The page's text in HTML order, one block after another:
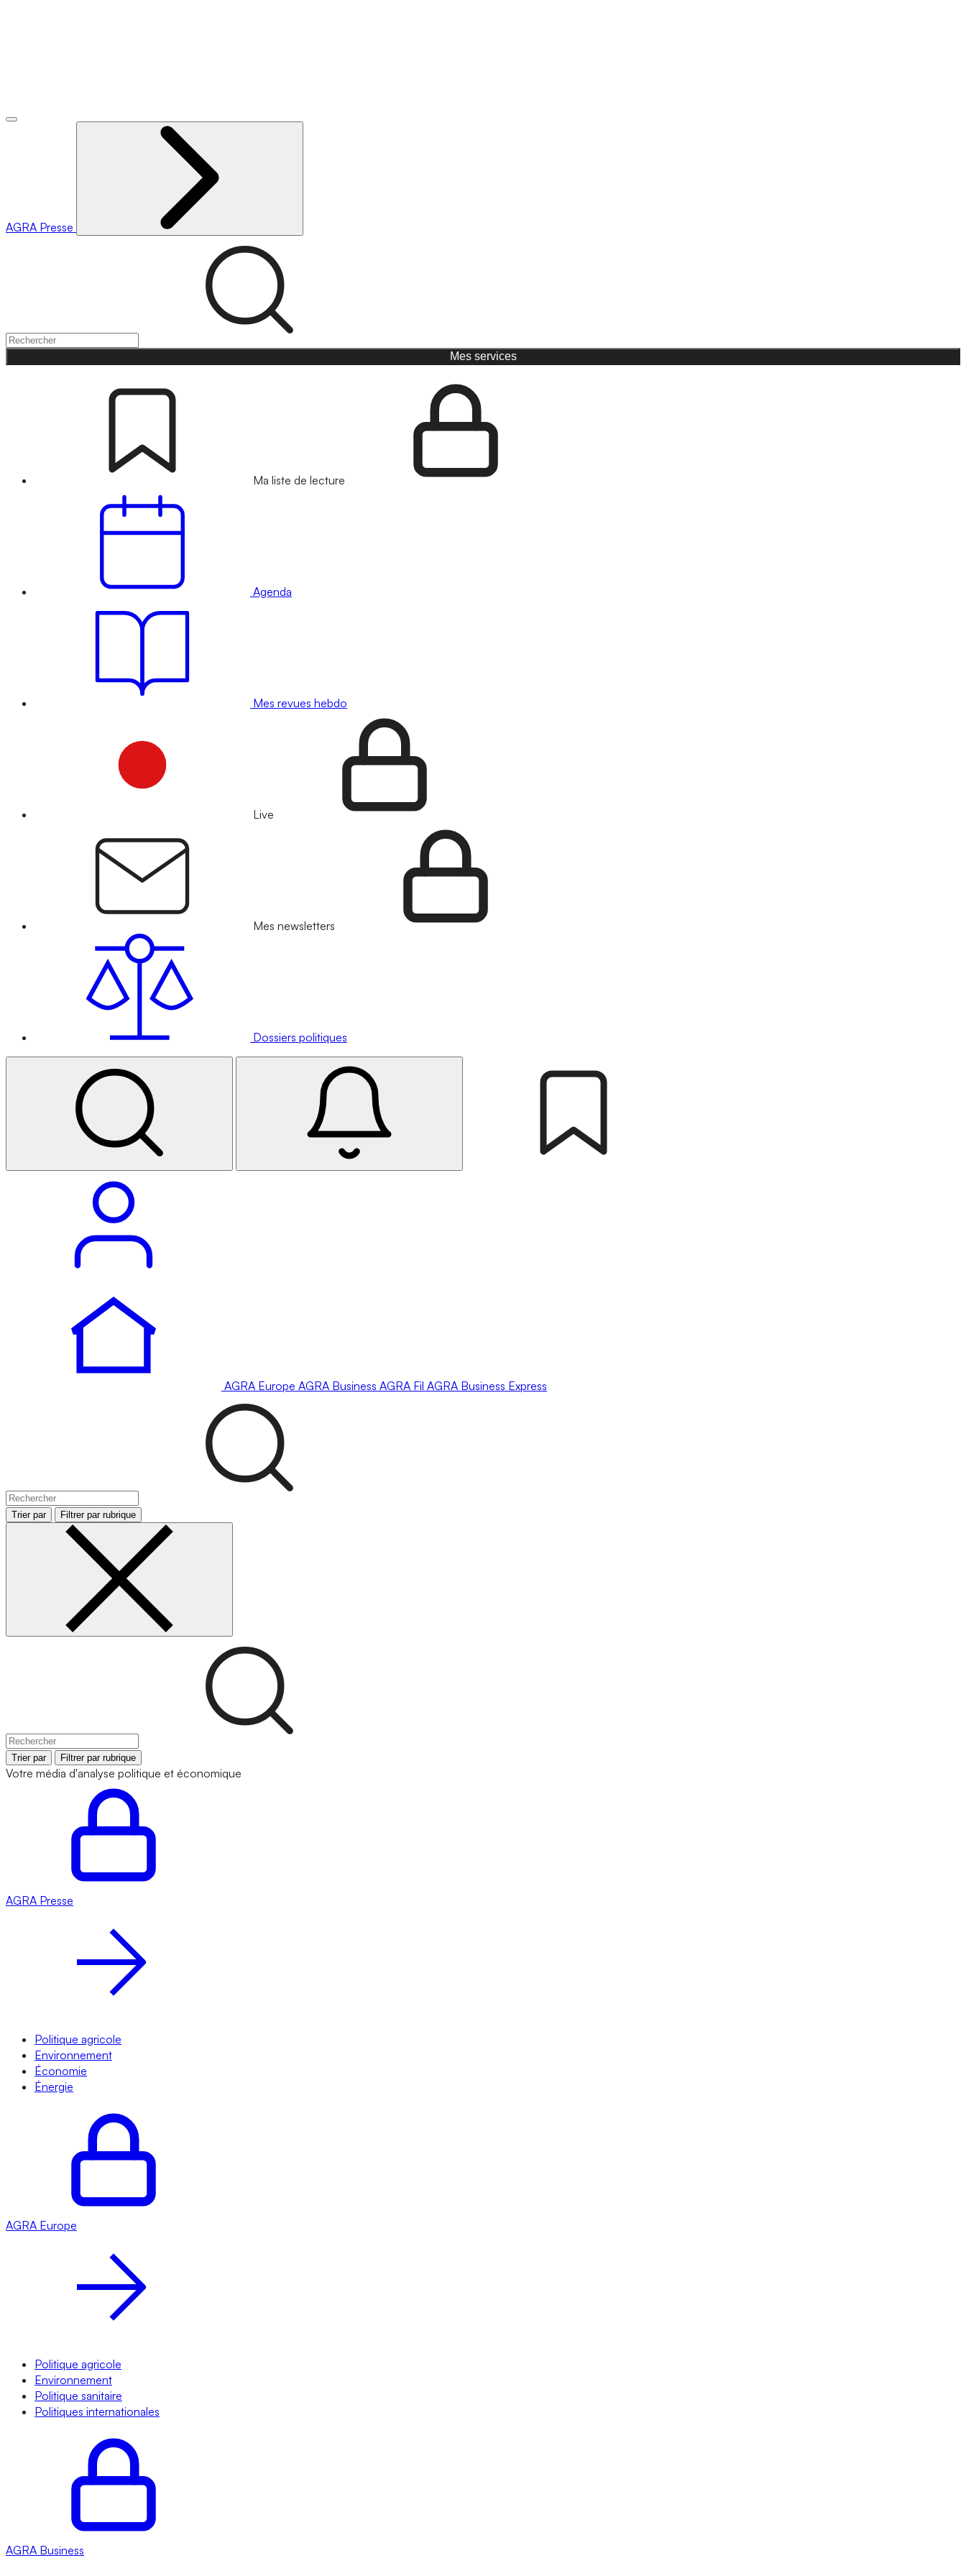
AGRA Presse
Mes services
Ma liste de lecture
Agenda
Mes revues hebdo
Live
Mes newsletters
Dossiers politiques
AGRA Europe AGRA Business AGRA Fil AGRA Business Express
Trier par Filtrer par rubrique
Trier par Filtrer par rubrique
Votre média d'analyse politique et économique
AGRA Presse
Politique agricole
Environnement
Économie
Énergie
AGRA Europe
Politique agricole
Environnement
Politique sanitaire
Politiques internationales
AGRA Business